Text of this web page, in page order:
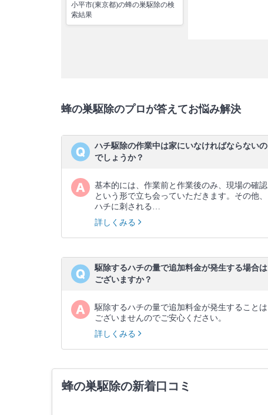
小平市(東京都)の蜂の巣駆除の検
索結果
蜂の巣駆除のプロが答えてお悩み解決
ハチ駆除の作業中は家にいなければならないの
でしょうか？
基本的には、作業前と作業後のみ、現場の確認
という形で立ち会っていただきます。その他、
ハチに刺される…
詳しくみる
駆除するハチの量で追加料金が発生する場合は
ございますか？
駆除するハチの量で追加料金が発生することは
ございませんのでご安心ください。
詳しくみる
蜂の巣駆除の新着口コミ